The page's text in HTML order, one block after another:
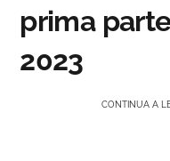
prima
2023
CONTINUA A